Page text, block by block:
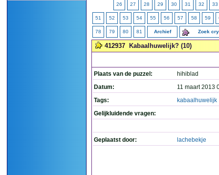
26 27 28 29 30 31 32 33
51 52 53 54 55 56 57 58 59
78 79 80 81 Archief Zoek
412937 Kabaalhuwelijk? (10)
Plaats van de puzzel:
hihiblad
Datum:
11 maart 2013
Tags:
kabaalhuwelijk
Gelijkluidende vragen:
Geplaatst door: lachebekje